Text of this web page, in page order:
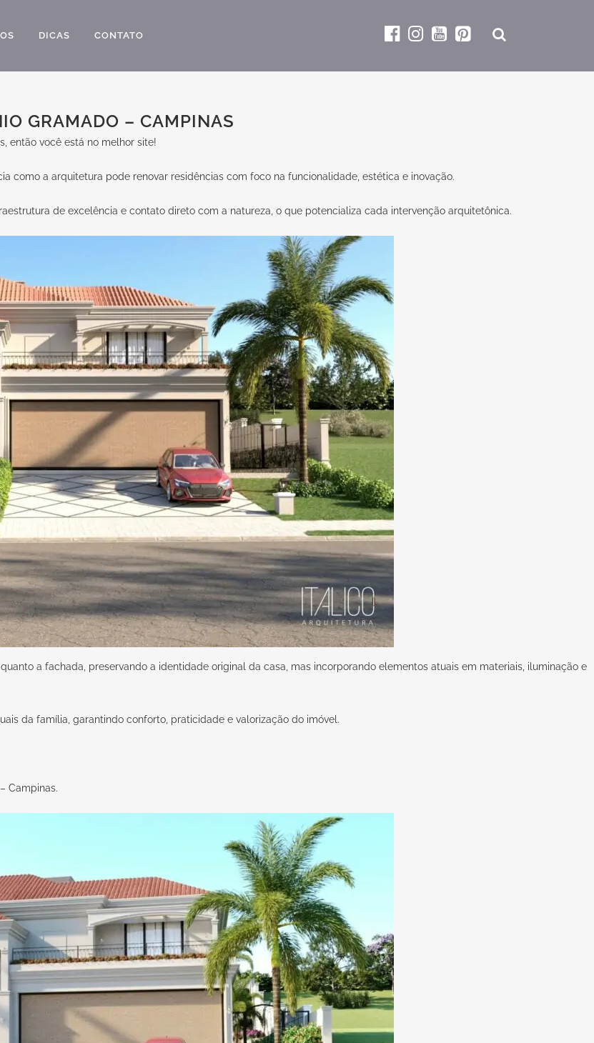
DICAS CONTATO
GRAMADO – CAMPINAS
então você está no melhor site!
como a arquitetura pode renovar residências com foco na funcionalidade, estética e inovação.
de excelência e contato direto com a natureza, o que potencializa cada intervenção arquitetônica.
a fachada, preservando a identidade original da casa, mas incorporando elementos atuais em materiais, iluminação e
da família, garantindo conforto, praticidade e valorização do imóvel.
Campinas.